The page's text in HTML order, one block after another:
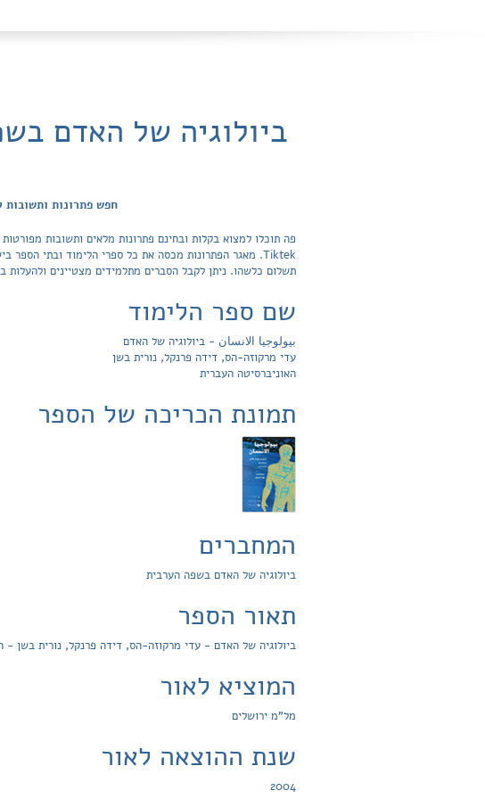
ביולוגיה של האדם
חפש פתרונות
פה תוכלו למצוא בקלות ובחינם פתרונות מלאים ותשובות
תשלום כלשהו. ניתן לקבל הסברים מתלמידים מצטיינים ולהעלות
שם ספר הלימוד
بيولوجيا الانسان - ביולוגיה של האדם
עדי מרקוזה-הס, דידה פרנקל, נורית בשן
האוניברסיטה העברית
תמונת הכריכה של הספר
המחברים
ביולוגיה של האדם בשפה הערבית
תאור הספר
ביולוגיה של האדם - עדי מרקוזה-הס, דידה פרנקל, נורית בשן -
המוציא לאור
מל"מ ירושלים
שנת ההוצאה לאור
2004